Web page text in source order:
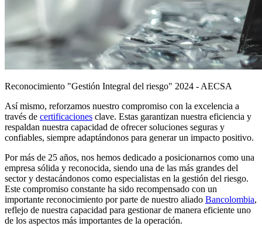
Reconocimiento "Gestión Integral del riesgo" 2024 - AECSA
Así mismo, reforzamos nuestro compromiso con la excelencia a
través de certificaciones clave. Estas garantizan nuestra eficiencia y
respaldan nuestra capacidad de ofrecer soluciones seguras y
confiables, siempre adaptándonos para generar un impacto positivo.
Por más de 25 años, nos hemos dedicado a posicionarnos como una
empresa sólida y reconocida, siendo una de las más grandes del
sector y destacándonos como especialistas en la gestión del riesgo.
Este compromiso constante ha sido recompensado con un
importante reconocimiento por parte de nuestro aliado Bancolombia,
reflejo de nuestra capacidad para gestionar de manera eficiente uno
de los aspectos más importantes de la operación.